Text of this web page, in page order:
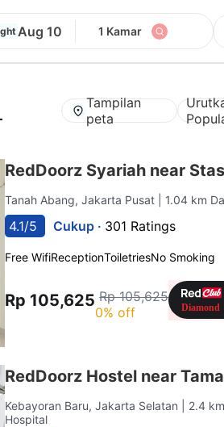
Aug 10 1 Kamar
Tampilan
peta
RedDoorz Syariah near
Tanah Abang, Jakarta Pusat | 1.04 km
4.1/5 Cukup · 301 Ratings
Free WifiReceptionToiletriesNo Smoking
Rp 105,625 Rp 105,625
0% off
RedDoorz Hostel near
Kebayoran Baru, Jakarta Selatan
| 2.4
Hospital